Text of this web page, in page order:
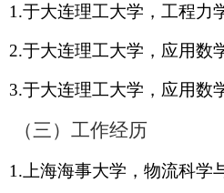
1.于大连理工大学，工程力
2.于大连理工大学，应用数
3.于大连理工大学，应用数
（三）工作经历
1. 上海海事大学，物流科